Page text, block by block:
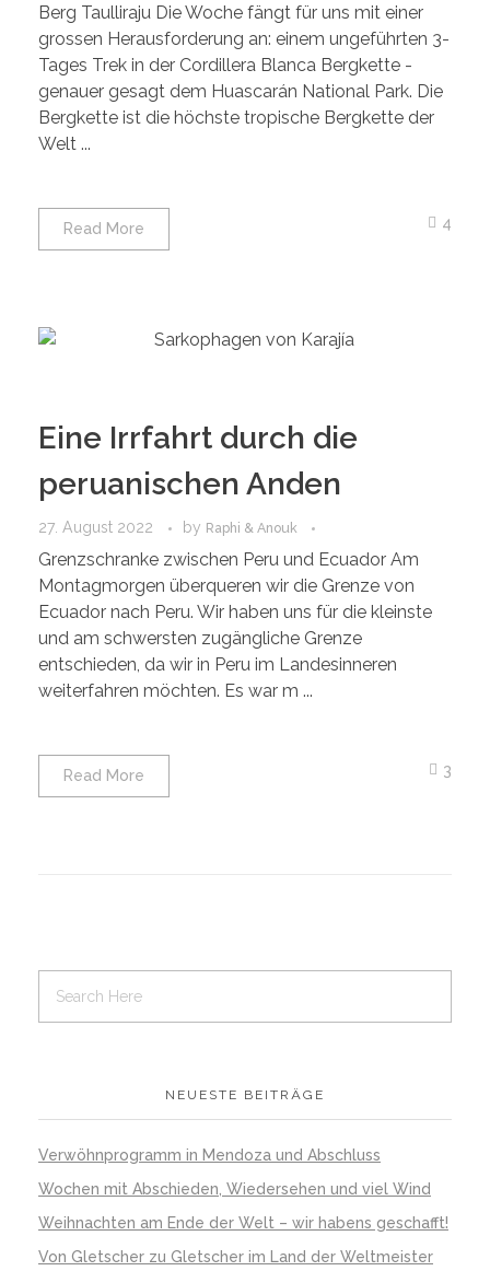
Berg Taulliraju Die Woche fängt für uns mit einer
grossen Herausforderung an: einem ungeführten 3-
Tages Trek in der Cordillera Blanca Bergkette -
genauer gesagt dem Huascarán National Park. Die
Bergkette ist die höchste tropische Bergkette der
Welt ...
Read More 4
Eine Irrfahrt durch die
peruanischen Anden
27. August 2022 by Raphi & Anouk
Grenzschranke zwischen Peru und Ecuador Am
Montagmorgen überqueren wir die Grenze von
Ecuador nach Peru. Wir haben uns für die kleinste
und am schwersten zugängliche Grenze
entschieden, da wir in Peru im Landesinneren
weiterfahren möchten. Es war m ...
Read More 3
NEUESTE BEITRÄGE
Verwöhnprogramm in Mendoza und Abschluss
Wochen mit Abschieden, Wiedersehen und viel Wind
Weihnachten am Ende der Welt – wir habens geschafft!
Von Gletscher zu Gletscher im Land der Weltmeister